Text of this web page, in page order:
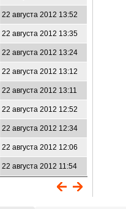
22 августа 2012 13:52
22 августа 2012 13:35
22 августа 2012 13:24
22 августа 2012 13:12
22 августа 2012 13:11
22 августа 2012 12:52
22 августа 2012 12:34
22 августа 2012 12:06
22 августа 2012 11:54